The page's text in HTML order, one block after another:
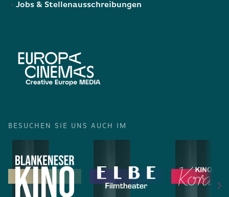
Jobs & Stellenausschreibungen
BESUCHEN SIE UNS AUCH IM